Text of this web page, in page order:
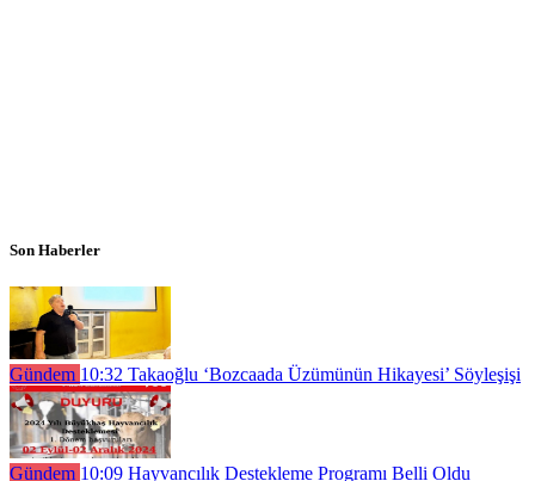
Son Haberler
Gündem 10:32 Takaoğlu ‘Bozcaada Üzümünün Hikayesi’ Söyleşişi
Gündem 10:09 Hayvancılık Destekleme Programı Belli Oldu